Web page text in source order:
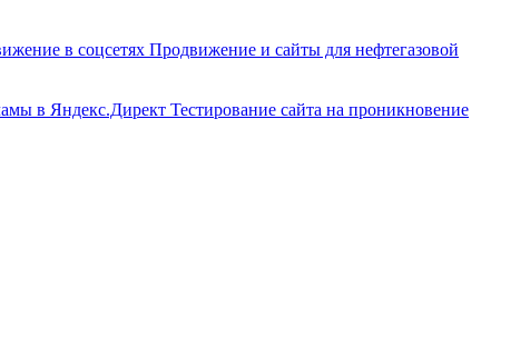
в соцсетях Продвижение и сайты для нефтегазовой
в Яндекс.Директ Тестирование сайта на проникновение